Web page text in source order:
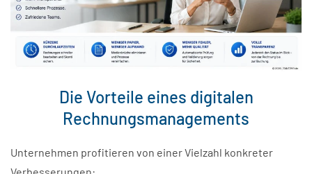
Die Vorteile eines digitalen
Rechnungsmanagements
Unternehmen profitieren von einer Vielzahl konkreter